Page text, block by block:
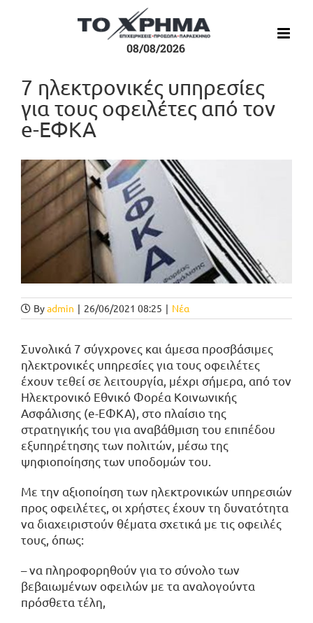
08/08/2026
7 ηλεκτρονικές υπηρεσίες
για τους οφειλέτες από τον
e-ΕΦΚΑ
Προβολή
μεγαλύτερης
εικόνας
Byadmin | 26/06/2021 08:25 | Νέα
Συνολικά 7 σύγχρονες και άμεσα προσβάσιμες
ηλεκτρονικές υπηρεσίες για τους οφειλέτες
έχουν τεθεί σε λειτουργία, μέχρι σήμερα, από τον
Ηλεκτρονικό Εθνικό Φορέα Κοινωνικής
Ασφάλισης (e-ΕΦΚΑ), στο πλαίσιο της
στρατηγικής του για αναβάθμιση του επιπέδου
εξυπηρέτησης των πολιτών, μέσω της
ψηφιοποίησης των υποδομών του.
Με την αξιοποίηση των ηλεκτρονικών υπηρεσιών
προς οφειλέτες, οι χρήστες έχουν τη δυνατότητα
να διαχειριστούν θέματα σχετικά με τις οφειλές
τους, όπως:
– να πληροφορηθούν για το σύνολο των
βεβαιωμένων οφειλών με τα αναλογούντα
πρόσθετα τέλη,